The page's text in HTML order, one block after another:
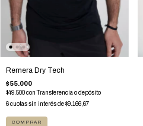
Remera Dry Tech
$55.000
$49.500con Transferencia o depósito
6cuotas sin interés de$9.166,67
COMPRAR